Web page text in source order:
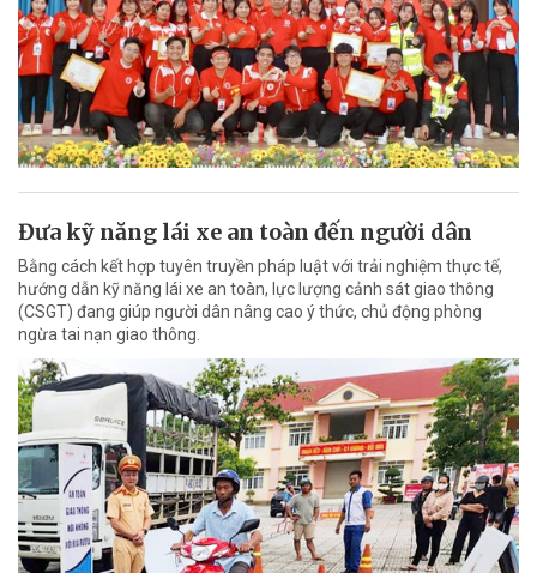
Đưa kỹ năng lái xe an toàn đến người dân
Bằng cách kết hợp tuyên truyền pháp luật với trải nghiệm thực tế,
hướng dẫn kỹ năng lái xe an toàn, lực lượng cảnh sát giao thông
(CSGT) đang giúp người dân nâng cao ý thức, chủ động phòng
ngừa tai nạn giao thông.